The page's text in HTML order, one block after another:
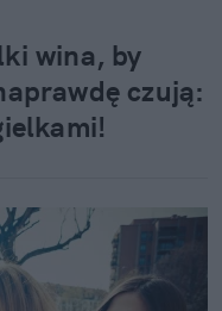
wina, by
czują: